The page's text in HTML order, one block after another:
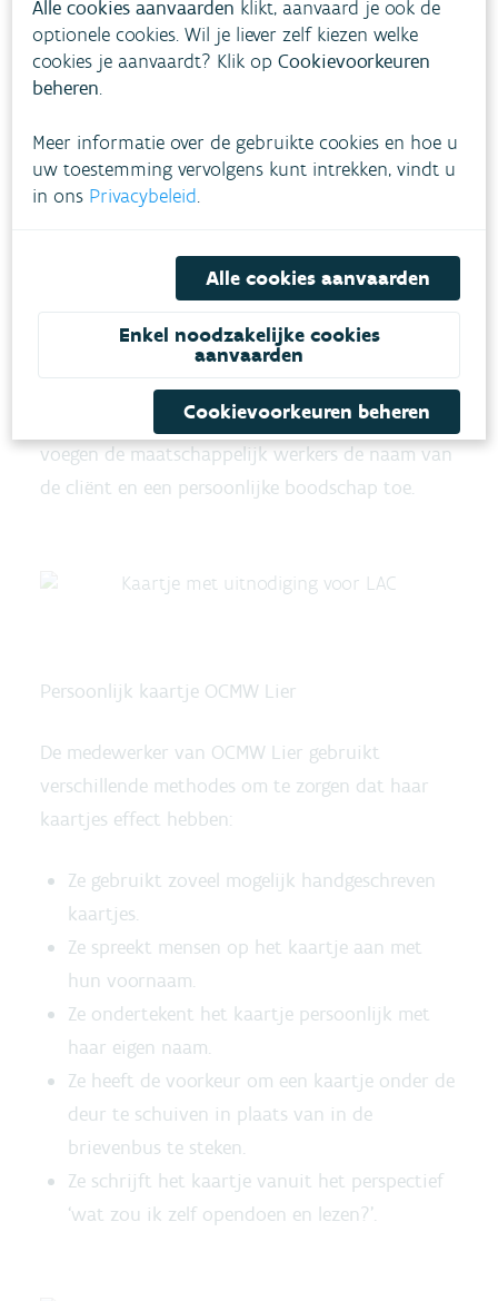
Kaartje met persoonlijke boodschap
persoonlijke boodschap op de kaartjes die ze in
de bus steken.
Handgeschreven kaartjes lijken het meeste kans
op succes te hebben om cliënten te bereiken.
Enveloppes moeten opengemaakt worden, een
extra drempel dus. Kaartjes ogen persoonlijker en
veronderstellen betrokkenheid. OCMW Halle kiest
voor een combinatie. Aan onderstaand kaartje
voegen de maatschappelijk werkers de naam van
de cliënt en een persoonlijke boodschap toe.
Persoonlijk kaartje OCMW Lier
De medewerker van OCMW Lier gebruikt
verschillende methodes om te zorgen dat haar
kaartjes effect hebben:
Ze gebruikt zoveel mogelijk handgeschreven
kaartjes.
Ze spreekt mensen op het kaartje aan met
hun voornaam.
Ze ondertekent het kaartje persoonlijk met
haar eigen naam.
Ze heeft de voorkeur om een kaartje onder de
deur te schuiven in plaats van in de
brievenbus te steken.
Ze schrijft het kaartje vanuit het perspectief
‘wat zou ik zelf opendoen en lezen?’.
Alle cookies aanvaarden klikt, aanvaard je ook de
optionele cookies. Wil je liever zelf kiezen welke
cookies je aanvaardt? Klik opCookievoorkeuren
beheren.
Meer informatie over de gebruikte cookies en hoe u
uw toestemming vervolgens kunt intrekken, vindt u
in ons Privacybeleid.
Alle cookies aanvaarden
Enkel noodzakelijke cookies
aanvaarden
Cookievoorkeuren beheren